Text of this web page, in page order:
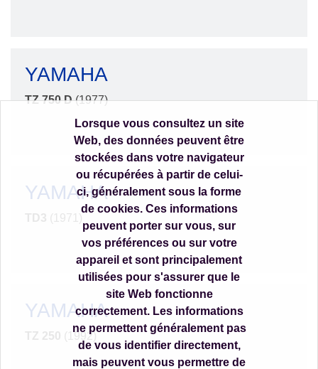
YAMAHA
TZ 750 D(1977)
YAMAHA
YAMAHA
(1992)
Lorsque vous consultez un site
Web, des données peuvent être
stockées dans votre navigateur
ou récupérées à partir de celui-
ci, généralement sous la forme
de cookies. Ces informations
peuvent porter sur vous, sur
vos préférences ou sur votre
appareil et sont principalement
utilisées pour s'assurer que le
site Web fonctionne
correctement. Les informations
ne permettent généralement pas
de vous identifier directement,
mais peuvent vous permettre de